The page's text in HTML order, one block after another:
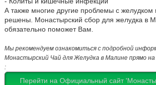
А также многие другие проблемы с желудком
решены. Монастырский сбор для желудка в
обязательно поможет Вам.
Мы рекомендуем ознакомиться с подробной
Монастырский Чай для Желудка в Малине прямо
:
Перейти на Официальный сайт